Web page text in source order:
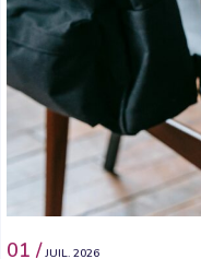
01 / JUIL. 2026